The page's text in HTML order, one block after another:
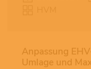
Anpassung
Umlage und